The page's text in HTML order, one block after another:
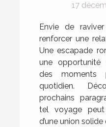
17
Envie de
renforcer une
Une escapade
une opportunité
des moments
quotidien.
prochains
tel voyage
d’une union solide